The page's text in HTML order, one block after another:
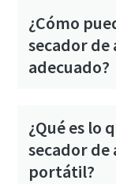
¿Cómo
secador
adecuado?
¿Qué es lo
secador de
portátil?